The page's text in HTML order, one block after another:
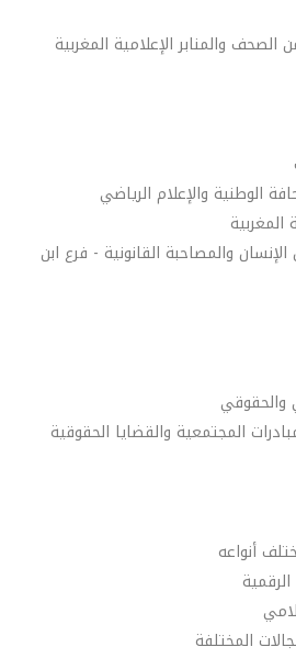
والمنابر الإعلامية المغربية
الوطنية والإعلام الرياضي
والمصاحبة القانونية - فرع ابن
المجتمعية والقضايا الحقوقية
أنواعه
المختلفة